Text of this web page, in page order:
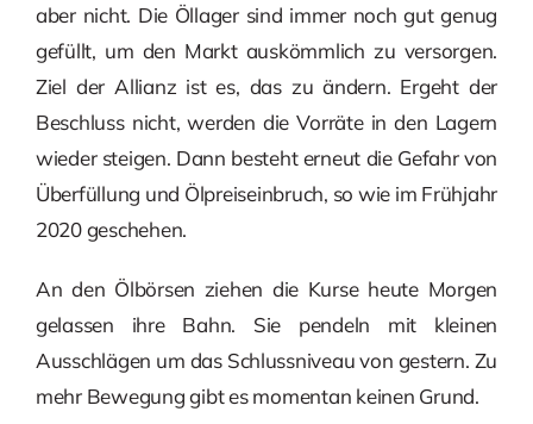
aber nicht. Die Öllager sind immer noch gut genug
gefüllt, um den Markt auskömmlich zu versorgen.
Ziel der Allianz ist es, das zu ändern. Ergeht der
Beschluss nicht, werden die Vorräte in den Lagern
wieder steigen. Dann besteht erneut die Gefahr von
Überfüllung und Ölpreiseinbruch, so wie im Frühjahr
2020 geschehen.
An den Ölbörsen ziehen die Kurse heute Morgen
gelassen ihre Bahn. Sie pendeln mit kleinen
Ausschlägen um das Schlussniveau von gestern. Zu
mehr Bewegung gibt es momentan keinen Grund.